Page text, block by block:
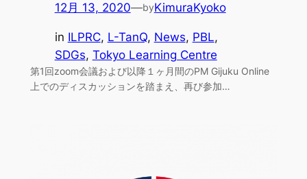
12月 13, 2020—byKimuraKyoko
in ILPRC, L-TanQ, News, PBL
SDGs, Tokyo Learning Centre
第1回zoom会議および以降１ヶ月間のPM Gijuku Online
上でのディスカッションを踏まえ、再び参加…